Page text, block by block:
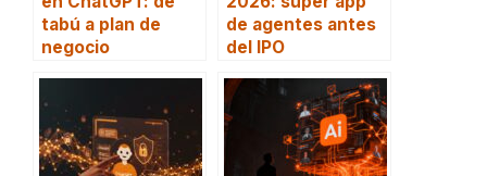
tabú a plan de
negocio
de agentes antes
del IPO